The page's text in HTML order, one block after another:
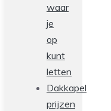
waar
je
op
kunt
letten
Dakkapel
prijzen